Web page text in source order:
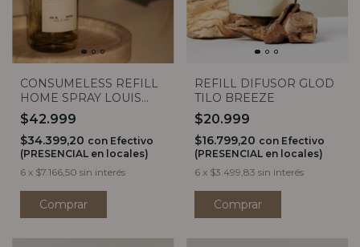
CONSUMELESS REFILL
HOME SPRAY LOUIS
AND LEWIS (9 AROMAS)
$42.999
$34.399,20 con Efectivo
(PRESENCIAL en locales)
6 x $7.166,50 sin interés
Comprar
REFILL DIFUSOR GLOD
TILO BREEZE
$20.999
$16.799,20 con Efectivo
(PRESENCIAL en locales)
6 x $3.499,83 sin interés
Comprar